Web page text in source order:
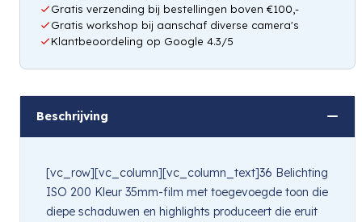
Gratis verzending bij bestellingen boven €100,-
Gratis workshop bij aanschaf diverse camera's
Klantbeoordeling op Google 4.3/5
Beschrijving
[vc_row][vc_column][vc_column_text]36 Belichting
ISO 200 Kleur 35mm-film met toegevoegde toon die
diepe schaduwen en highlights produceert die eruit